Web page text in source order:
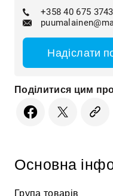
+358 40 675 3743
Надіслати
Поділитися цим
Основна
Група товарів